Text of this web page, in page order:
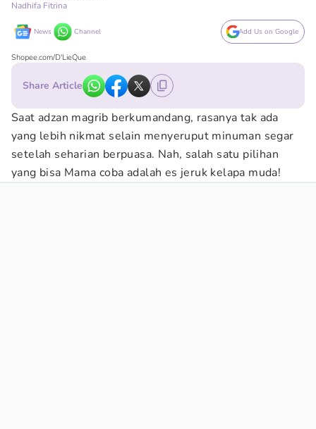
Nadhifa Fitrina
News Channel Add Us on Google
Shopee.com/D'LieQue
Share Article
Saat adzan magrib berkumandang, rasanya tak ada
yang lebih nikmat selain menyeruput minuman segar
setelah seharian berpuasa. Nah, salah satu pilihan
yang bisa Mama coba adalah es jeruk kelapa muda!